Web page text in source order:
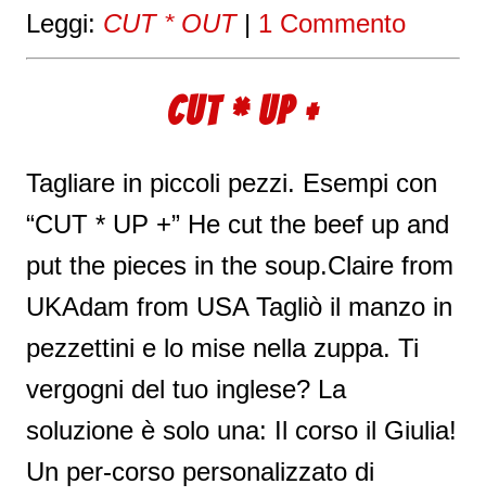
Leggi: CUT * OUT| 1 Commento
CUT * UP +
Tagliare in piccoli pezzi. Esempi con
“CUT * UP +” He cut the beef up and
put the pieces in the soup.Claire from
UKAdam from USA Tagliò il manzo in
pezzettini e lo mise nella zuppa. Ti
vergogni del tuo inglese? La
soluzione è solo una: Il corso il Giulia!
Un per-corso personalizzato di